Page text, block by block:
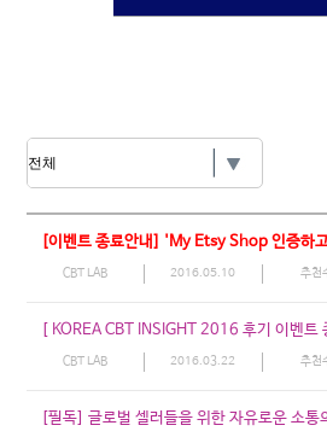
[이벤트 종료안내] 'My Etsy Shop 인증하
CBT LAB 2016.05.10 추천
[ KOREA CBT INSIGHT 2016 후기 이벤트
CBT LAB 2016.03.22 추천
[필독] 글로벌 셀러들을 위한 자유로운 소통